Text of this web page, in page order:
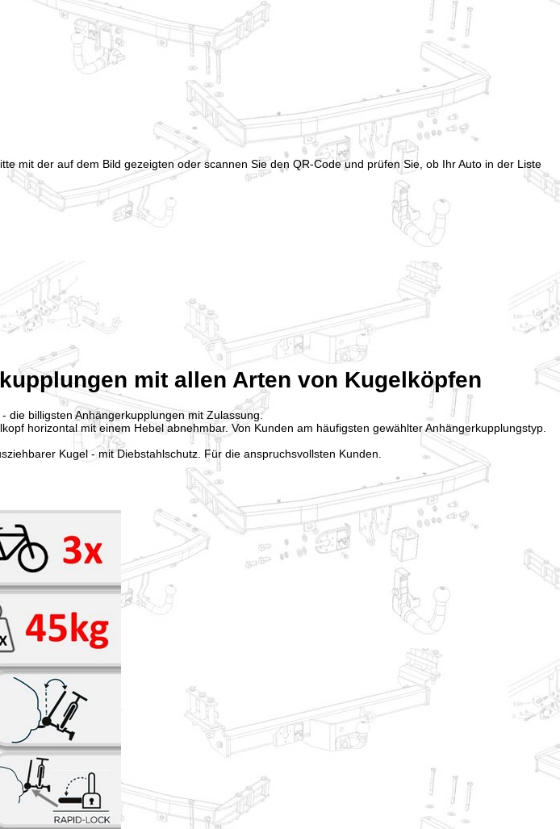
mit der auf dem Bild gezeigten oder scannen Sie den QR-Code und prüfen Sie, ob Ihr Auto in der Liste
mit allen Arten von Kugelköpfen
die billigsten Anhängerkupplungen mit Zulassung.
horizontal mit einem Hebel abnehmbar. Von Kunden am häufigsten gewählter Anhängerkupplungstyp.
Kugel - mit Diebstahlschutz. Für die anspruchsvollsten Kunden.